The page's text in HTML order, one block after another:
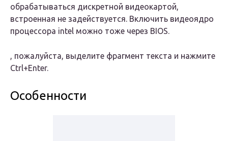
обрабатываться дискретной видеокартой,
встроенная не задействуется. Включить видеоядро
процессора intel можно тоже через BIOS.
, пожалуйста, выделите фрагмент текста и нажмите
Ctrl+Enter.
Особенности